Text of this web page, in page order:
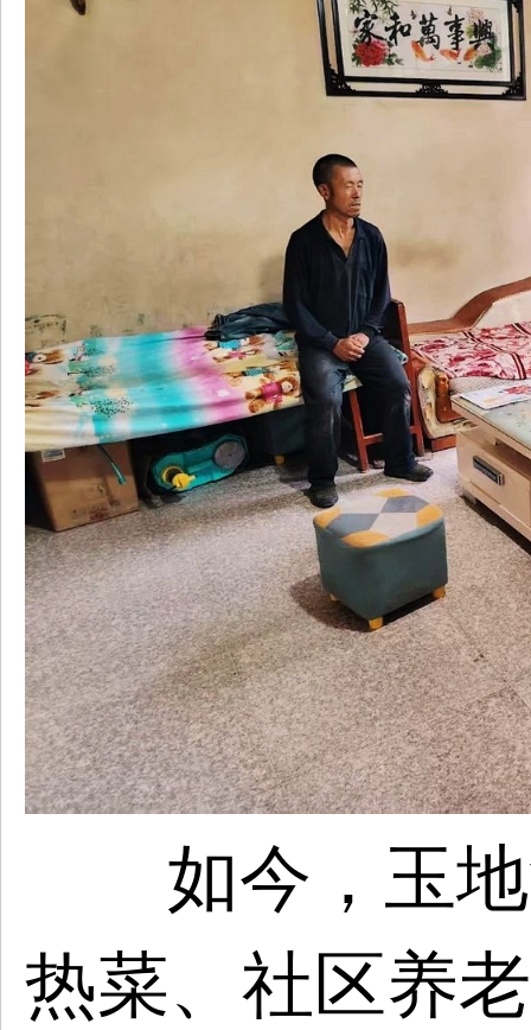
如今，玉
热菜、社区养